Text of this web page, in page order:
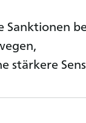
Sanktionen
stärkere